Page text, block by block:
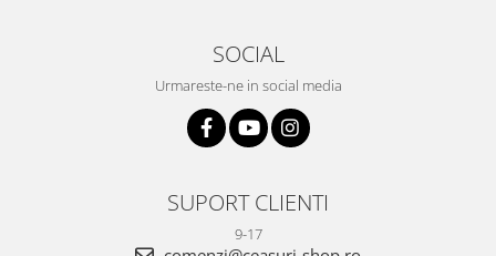
SOCIAL
Urmareste-ne in social media
SUPORT CLIENTI
9-17